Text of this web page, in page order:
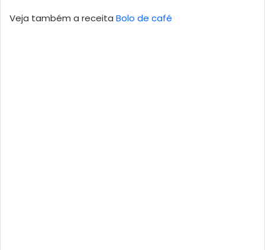
Veja também a receita Bolo de café